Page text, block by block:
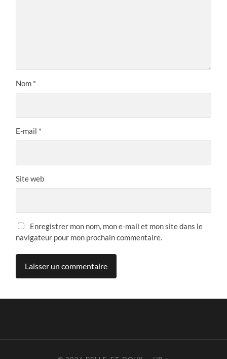
Nom *
E-mail *
Site web
Enregistrer mon nom, mon e-mail et mon site dans le
navigateur pour mon prochain commentaire.